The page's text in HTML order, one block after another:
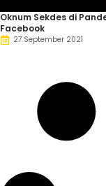
Oknum Sekdes di
Facebook
27 September 2021